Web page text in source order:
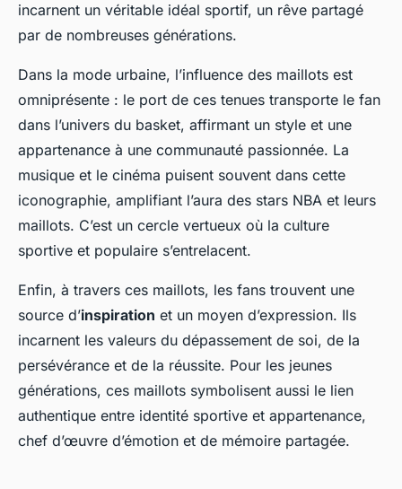
incarnent un véritable idéal sportif, un rêve partagé
par de nombreuses générations.
Dans la mode urbaine, l’influence des maillots est
omniprésente : le port de ces tenues transporte le fan
dans l’univers du basket, affirmant un style et une
appartenance à une communauté passionnée. La
musique et le cinéma puisent souvent dans cette
iconographie, amplifiant l’aura des stars NBA et leurs
maillots. C’est un cercle vertueux où la culture
sportive et populaire s’entrelacent.
Enfin, à travers ces maillots, les fans trouvent une
source d’inspiration et un moyen d’expression. Ils
incarnent les valeurs du dépassement de soi, de la
persévérance et de la réussite. Pour les jeunes
générations, ces maillots symbolisent aussi le lien
authentique entre identité sportive et appartenance,
chef d’œuvre d’émotion et de mémoire partagée.